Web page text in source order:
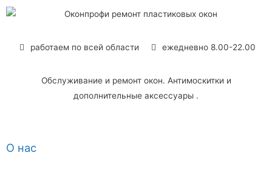
О нас
работаем по всей области ежедневно 8.00-22.00
Обслуживание и ремонт окон. Антимоскитки и
дополнительные аксессуары .